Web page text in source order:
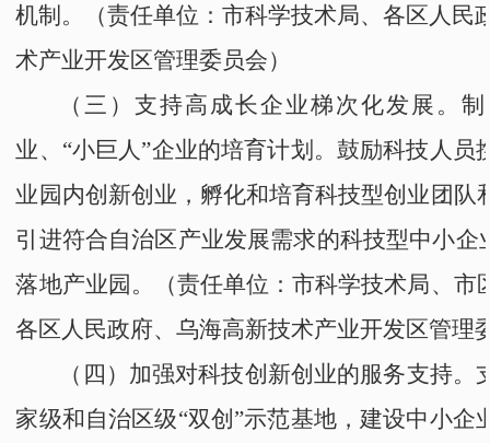
机制。
（责任单位：市科学技术局、各区人民
术产业开发区管理委员会）
（三）支持高成长企业梯次化发展。
业、 “小巨人 ”企业的培育计划。鼓励科技人员
业园内创新创业，孵化和培育科技型创业团队
引进符合自治区产业发展需求的科技型中小企
落地产业园。
（责任单位：市科学技术局、 市
各区人民政府、乌海高新技术产业开发区管理
（四）加强对科技创新创业的服务支持。
家级和自治区级“双创 ”示范基地，建设中小企